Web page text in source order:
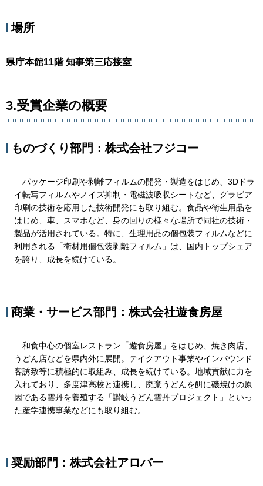
場所
県庁本館11階 知事第三応接室
3.受賞企業の概要
ものづくり部門：株式会社フジコー
パッケージ印刷や剥離フィルムの開発・製造をはじめ、3Dドラ
イ転写フィルムやノイズ抑制・電磁波吸収シートなど、グラビア
印刷の技術を応用した技術開発にも取り組む。食品や衛生用品を
はじめ、車、スマホなど、身の回りの様々な場所で同社の技術・
製品が活用されている。特に、生理用品の個包装フィルムなどに
利用される「衛材用個包装剥離フィルム」は、国内トップシェア
を誇り、成長を続けている。
商業・サービス部門：株式会社遊食房屋
和食中心の個室レストラン「遊食房屋」をはじめ、焼き肉店、
うどん店などを県内外に展開。テイクアウト事業やインバウンド
客誘致等に積極的に取組み、成長を続けている。地域貢献に力を
入れており、多度津高校と連携し、廃棄うどんを餌に磯焼けの原
因である雲丹を養殖する「讃岐うどん雲丹プロジェクト」といっ
た産学連携事業などにも取り組む。
奨励部門：株式会社アロバー